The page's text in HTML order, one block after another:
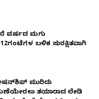
ವರ್ಷದ ಮಗು
ಬಳಿಕ ಸುರಕ್ಷಿತವಾಗಿ
ಮುರಿದು
ತಯಾರಾದ ಲೇಡಿ